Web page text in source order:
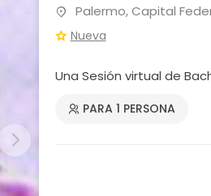
Palermo, Capital
Nueva
Una Sesión virtual de
PARA 1 PERSONA